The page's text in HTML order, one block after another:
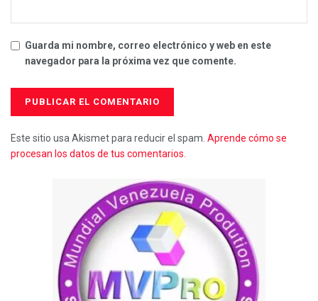
Guarda mi nombre, correo electrónico y web en este
navegador para la próxima vez que comente.
Este sitio usa Akismet para reducir el spam. Aprende cómo se
procesan los datos de tus comentarios.